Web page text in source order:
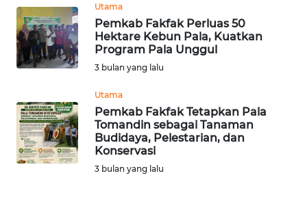
Utama
Pemkab Fakfak Perluas 50
Hektare Kebun Pala, Kuatkan
Program Pala Unggul
3 bulan yang lalu
Utama
Pemkab Fakfak Tetapkan Pala
Tomandin sebagai Tanaman
Budidaya, Pelestarian, dan
Konservasi
3 bulan yang lalu
WN
SUMBAR
WN
WN
BENGKULU